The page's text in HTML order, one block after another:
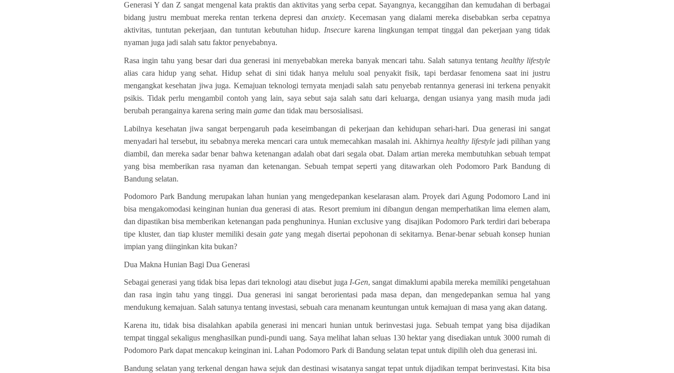
Generasi Y dan Z sangat mengenal kata praktis dan aktivitas yang serba cepat. Sayangnya, kecanggihan dan kemudahan di berbagai
bidang justru membuat mereka rentan terkena depresi dan anxiety. Kecemasan yang dialami mereka disebabkan serba cepatnya
aktivitas, tuntutan pekerjaan, dan tuntutan kebutuhan hidup. Insecure karena lingkungan tempat tinggal dan pekerjaan yang tidak
nyaman juga jadi salah satu faktor penyebabnya.
Rasa ingin tahu yang besar dari dua generasi ini menyebabkan mereka banyak mencari tahu. Salah satunya tentang healthy lifestyle
alias cara hidup yang sehat. Hidup sehat di sini tidak hanya melulu soal penyakit fisik, tapi berdasar fenomena saat ini justru
mengangkat kesehatan jiwa juga. Kemajuan teknologi ternyata menjadi salah satu penyebab rentannya generasi ini terkena penyakit
psikis. Tidak perlu mengambil contoh yang lain, saya sebut saja salah satu dari keluarga, dengan usianya yang masih muda jadi
berubah perangainya karena sering main game dan tidak mau bersosialisasi.
Labilnya kesehatan jiwa sangat berpengaruh pada keseimbangan di pekerjaan dan kehidupan sehari-hari. Dua generasi ini sangat
menyadari hal tersebut, itu sebabnya mereka mencari cara untuk memecahkan masalah ini. Akhirnyahealthy lifestylejadi pilihan yang
diambil, dan mereka sadar benar bahwa ketenangan adalah obat dari segala obat. Dalam artian mereka membutuhkan sebuah tempat
yang bisa memberikan rasa nyaman dan ketenangan. Sebuah tempat seperti yang ditawarkan oleh Podomoro Park Bandung di
Bandung selatan.
Podomoro Park Bandung merupakan lahan hunian yang mengedepankan keselarasan alam. Proyek dari Agung Podomoro Land ini
bisa mengakomodasi keinginan hunian dua generasi di atas. Resort premium ini dibangun dengan memperhatikan lima elemen alam,
dan dipastikan bisa memberikan ketenangan pada penghuninya. Hunian exclusive yang disajikan Podomoro Park terdiri dari beberapa
tipe kluster, dan tiap kluster memiliki desain gateyang megah disertai pepohonan di sekitarnya. Benar-benar sebuah konsep hunian
impian yang diinginkan kita bukan?
Dua Makna Hunian Bagi Dua Generasi
Sebagai generasi yang tidak bisa lepas dari teknologi atau disebut juga I-Gen, sangat dimaklumi apabila mereka memiliki pengetahuan
dan rasa ingin tahu yang tinggi. Dua generasi ini sangat berorientasi pada masa depan, dan mengedepankan semua hal yang
mendukung kemajuan. Salah satunya tentang investasi, sebuah cara menanam keuntungan untuk kemajuan di masa yang akan datang.
Karena itu, tidak bisa disalahkan apabila generasi ini mencari hunian untuk berinvestasi juga. Sebuah tempat yang bisa dijadikan
tempat tinggal sekaligus menghasilkan pundi-pundi uang. Saya melihat lahan seluas 130 hektar yang disediakan untuk 3000 rumah di
Podomoro Park dapat mencakup keinginan ini. Lahan Podomoro Park di Bandung selatan tepat untuk dipilih oleh dua generasi ini.
Bandung selatan yang terkenal dengan hawa sejuk dan destinasi wisatanya sangat tepat untuk dijadikan tempat berinvestasi. Kita bisa